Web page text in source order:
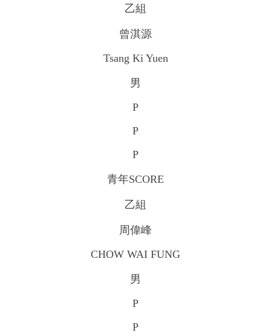
乙組
曾淇源
Tsang Ki Yuen
男
P
P
P
青年SCORE
乙組
周偉峰
CHOW WAI FUNG
男
P
P